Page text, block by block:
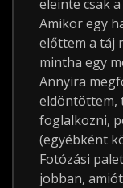
eleinte csak
Amikor egy
előttem a táj
mintha egy
Annyira
eldöntöttem,
foglalkozni,
(egyébként
Fotózási
jobban,